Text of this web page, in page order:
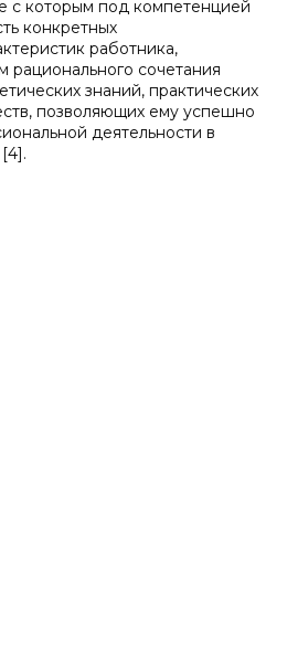
с которым под компетенцией
конкретных
работника,
рационального сочетания
знаний, практических
позволяющих ему успешно
деятельности в